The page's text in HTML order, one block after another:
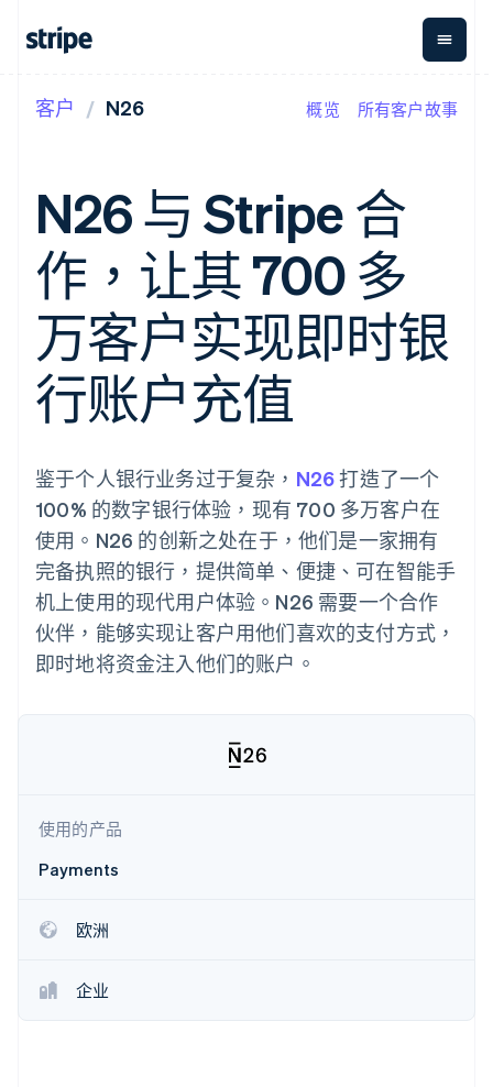
支付
在线支付
Managed
Payments
备案商家解决
方案
Payment links
无代码支付
Checkout
预构建支付界
面
Elements
支持 125 种以
Authorization
Boost
支付成功率优
化
Link
加速结账
经常性收入
Metronome
按用量计费
Subscriptions
订阅管理
Invoicing
一次性或定期
账单
Tax
销售税和增值
税自动化
会计自动化
Stripe Sigma
自定义报告
Data Pipeline
数据同步
资金管
Global
Payouts
向第三
方打款
Crypto
钱包、
稳定币
发行和
平台
更多
Atlas
初创企业注册
按应用场景
智能体商务
加密货币
电子商务
嵌入式金融
财务自动化
全球化企业
应用内支付
资金管理
平台
SaaS
按行业
AI 企业
创作者经济
媒体与娱乐
非营利组织
库与 SDK
Stripe Apps
指南
接受线上付款
实施预置结账流程
构建平台或交易市场
管理订阅
提供按用量计费
通过智能体配置和管理服
务
资源
应用集成
代码示例
开发者博客
指南
支持
获取支持
托管支持方案
专业服务
产品路线图
Sessions 年度大会
招聘
资讯中心
Stripe Press
联系
联系销售
客户 N26 概览 所有客户故事
N26 与 Stripe 合
作，让其 700 多
万客户实现即时银
行账户充值
鉴于个人银行业务过于复杂， N26打造了一个
100% 的数字银行体验，现有 700 多万客户在
使用。N26 的创新之处在于，他们是一家拥有
完备执照的银行，提供简单、便捷、可在智能手
机上使用的现代用户体验。N26 需要一个合作
伙伴，能够实现让客户用他们喜欢的支付方式，
即时地将资金注入他们的账户。
使用的产品
Payments
欧洲
企业